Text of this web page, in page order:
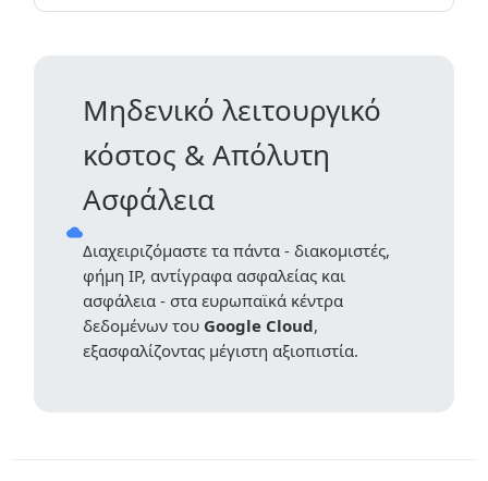
Μηδενικό λειτουργικό
κόστος & Απόλυτη
Ασφάλεια
Διαχειριζόμαστε τα πάντα - διακομιστές,
φήμη IP, αντίγραφα ασφαλείας και
ασφάλεια - στα ευρωπαϊκά κέντρα
δεδομένων του Google Cloud,
εξασφαλίζοντας μέγιστη αξιοπιστία.